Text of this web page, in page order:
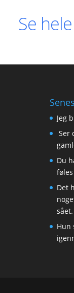
Se
Jeg
Ser
Du
Det
sået.
Hun